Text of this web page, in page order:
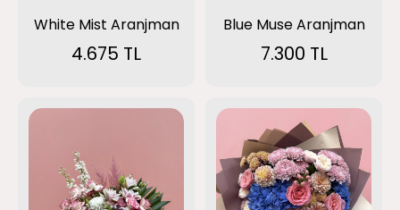
White Mist Aranjman
4.675 TL
Blue Muse Aranjman
7.300 TL